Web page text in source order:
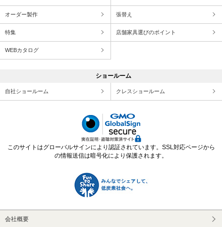
オーダー製作 張替え
特集 店舗家具選びのポイント
WEBカタログ
ショールーム
自社ショールーム クレスショールーム
このサイトはグローバルサインにより認証されています。SSL対応ページから
の情報送信は暗号化により保護されます。
会社概要